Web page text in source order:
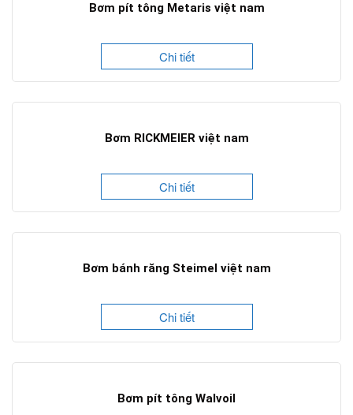
Bơm pít tông Metaris việt nam
Chi tiết
Bơm RICKMEIER việt nam
Chi tiết
Bơm bánh răng Steimel việt nam
Chi tiết
Bơm pít tông Walvoil